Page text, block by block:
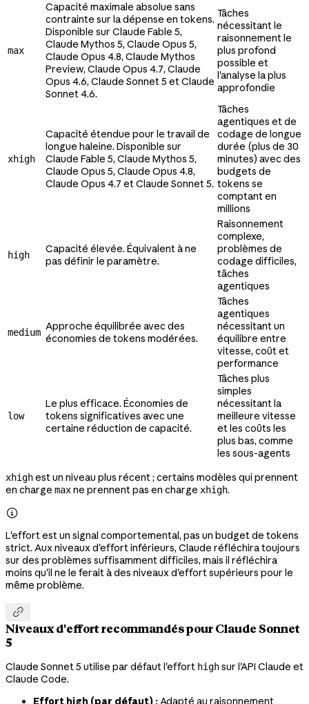
max
Capacité maximale absolue sans
contrainte sur la dépense en tokens.
Disponible sur Claude Fable 5,
Claude Mythos 5, Claude Opus 5,
Claude Opus 4.8, Claude Mythos
Preview, Claude Opus 4.7, Claude
Opus 4.6, Claude Sonnet 5 et Claude
Sonnet 4.6.
Tâches
nécessitant le
raisonnement le
plus profond
possible et
l'analyse la plus
approfondie
xhigh
Capacité étendue pour le travail de
longue haleine. Disponible sur
Claude Fable 5, Claude Mythos 5,
Claude Opus 5, Claude Opus 4.8,
Claude Opus 4.7 et Claude Sonnet 5.
Tâches
agentiques et de
codage de longue
durée (plus de 30
minutes) avec des
budgets de
tokens se
comptant en
millions
high
Capacité élevée. Équivalent à ne
pas définir le paramètre.
Raisonnement
complexe,
problèmes de
codage difficiles,
tâches
agentiques
medium Approche équilibrée avec des
économies de tokens modérées.
Tâches
agentiques
nécessitant un
équilibre entre
vitesse, coût et
performance
low
Le plus efficace. Économies de
tokens significatives avec une
certaine réduction de capacité.
Tâches plus
simples
nécessitant la
meilleure vitesse
et les coûts les
plus bas, comme
les sous-agents
xhighest un niveau plus récent ; certains modèles qui prennent
en charge maxne prennent pas en charge xhigh.

L'effort est un signal comportemental, pas un budget de tokens
strict. Aux niveaux d'effort inférieurs, Claude réfléchira toujours
sur des problèmes suffisamment difficiles, mais il réfléchira
moins qu'il ne le ferait à des niveaux d'effort supérieurs pour le
même problème.

Niveaux d'effort recommandés pour Claude Sonnet
5
Claude Sonnet 5 utilise par défaut l'effort highsur l'API Claude et
Claude Code.
Effort high (par défaut) : Adapté au raisonnement